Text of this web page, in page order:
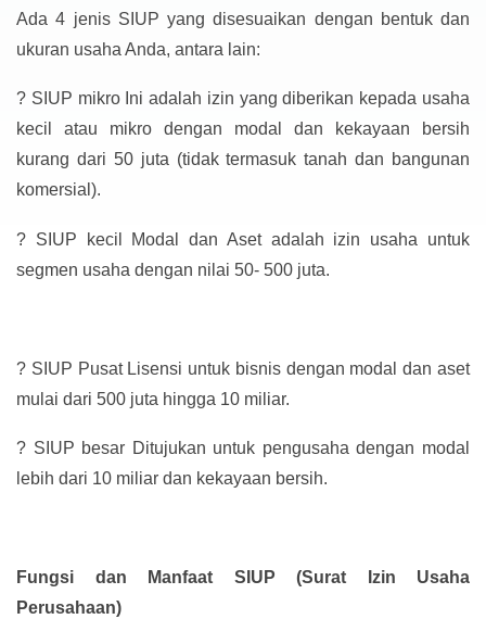
Ada 4 jenis SIUP yang disesuaikan dengan bentuk dan
ukuran usaha Anda, antara lain:
? SIUP mikro Ini adalah izin yang diberikan kepada usaha
kecil atau mikro dengan modal dan kekayaan bersih
kurang dari 50 juta (tidak termasuk tanah dan bangunan
komersial).
? SIUP kecil Modal dan Aset adalah izin usaha untuk
segmen usaha dengan nilai 50- 500 juta.
? SIUP Pusat Lisensi untuk bisnis dengan modal dan aset
mulai dari 500 juta hingga 10 miliar.
? SIUP besar Ditujukan untuk pengusaha dengan modal
lebih dari 10 miliar dan kekayaan bersih.
Fungsi dan Manfaat SIUP (Surat Izin Usaha
Perusahaan)